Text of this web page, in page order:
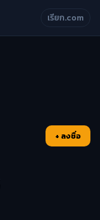
เรียก.com
+ ลงชื่อ